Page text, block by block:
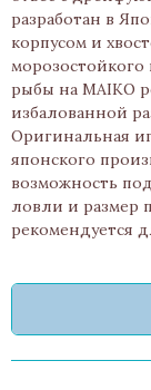
разработан в
корпусом и
морозостойкого
рыбы на MAIKO
избалованной
Оригинальная
японского
возможность
ловли и размер
рекомендуется